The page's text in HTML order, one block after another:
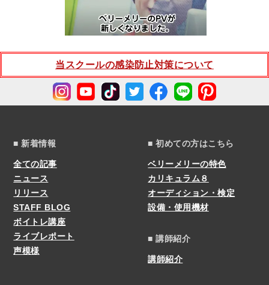
当スクールの感染防止対策について
■ 新着情報
全ての記事
ニュース
リリース
STAFF BLOG
ボイトレ講座
ライブレポート
声模様
■ 初めての方はこちら
ベリーメリーの特色
カリキュラム８
オーディション・検定
設備・使用機材
■ 講師紹介
講師紹介